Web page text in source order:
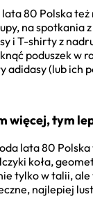
80 Polska
na spotkania
i T-shirty z
poduszek w
adidasy (lub ich
więcej, tym
lata 80
koła,
tylko w talii,
najlepiej